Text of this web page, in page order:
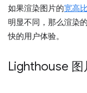
如果渲染图片的宽高比
明显不同，那么渲染
快的用户体验。
Lighthouse